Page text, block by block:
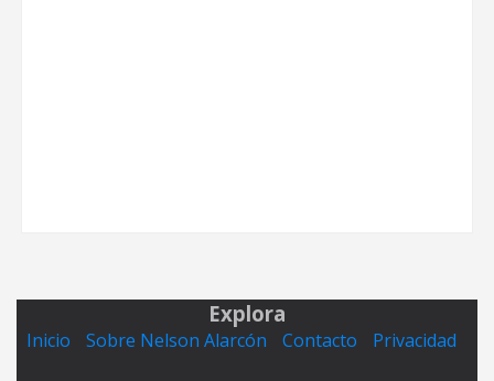
Explora
Inicio Sobre Nelson Alarcón Contacto Privacidad